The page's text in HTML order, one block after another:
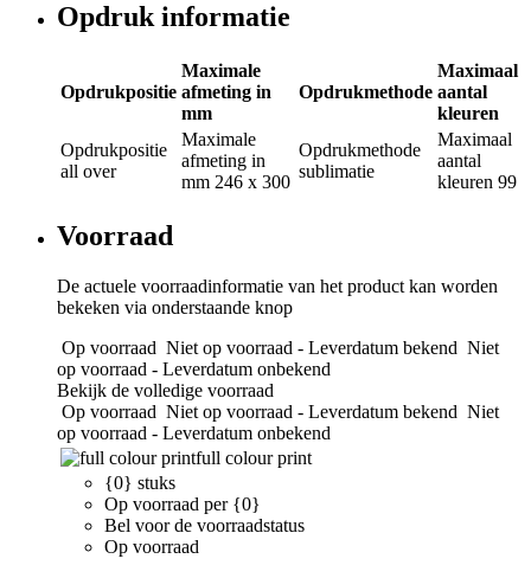
Opdruk informatie
Opdrukpositie
Maximale
afmeting in
mm
Opdrukmethode
Maximaal
aantal
kleuren
Opdrukpositie
all over
Maximale
afmeting in
mm 246 x 300
Opdrukmethode
sublimatie
Maximaal
aantal
kleuren 99
Voorraad
De actuele voorraadinformatie van het product kan worden
bekeken via onderstaande knop
Op voorraad Niet op voorraad - Leverdatum bekend Niet
op voorraad - Leverdatum onbekend
Bekijk de volledige voorraad
Op voorraad Niet op voorraad - Leverdatum bekend Niet
op voorraad - Leverdatum onbekend
full colour print
{0} stuks
Op voorraad per {0}
Bel voor de voorraadstatus
Op voorraad